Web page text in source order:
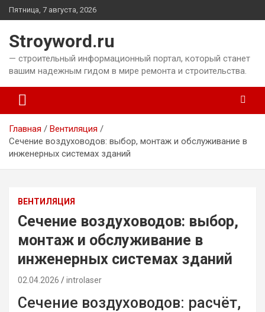
Перейти
к
Пятница, 7 августа, 2026
Stroyword.ru
— строительный информационный портал, который станет
вашим надежным гидом в мире ремонта и строительства.
Главная
Вентиляция
Сечение воздуховодов: выбор, монтаж и обслуживание в
инженерных системах зданий
ВЕНТИЛЯЦИЯ
Сечение воздуховодов: выбор,
монтаж и обслуживание в
инженерных системах зданий
02.04.2026 introlaser
Сечение воздуховодов: расчёт,